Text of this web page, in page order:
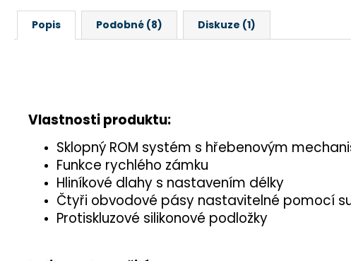
Popis Podobné (8) Diskuze (1)
Vlastnosti produktu:
Sklopný ROM systém s hřebenovým
Funkce rychlého zámku
Hliníkové dlahy s nastavením délky
Čtyři obvodové pásy nastavitelné pomocí
Protiskluzové silikonové podložky